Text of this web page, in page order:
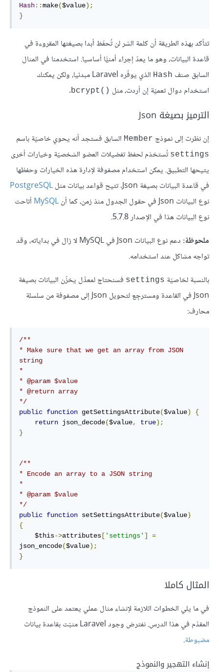
Hash::make($value);
}
تتأكد بهذه الطريقة أن كلمة السّر لن تُحفَظ أبدا بصيغتها المقروءة في
قاعدة البيانات، وهو ما يعدّ إجراء أمنيًّا أساسيا. استخدمنا في المثال
السابق صنف Hash
الذي يوفّره Laravel مبدئيا، ولكن يمكنك
استخدام دوال تعميّة إن أردت، مثل ()bcrypt
.
الترميز بصيغة Json
إن نظرت إلى نموذج Member السابق فستجد أنه يحوي خاصيّة باسم
settings تُستخدَم لحفظ تفضيلات العضو الشخصيّة وخيارات أخرى
يتيحها التطبيق. يمكن استخدام مصفوفة لإدارة هذه الخيارات وحفظها
في قاعدة البيانات بصيغة Json. تتيح قواعد بيانات مثل
PostgreSQL
نوع البيانات Json في حقول الجدول منذ زمن، كما أن
MySQL أتاحت
نوع البيانات هذا في الإصدار 5.7.8.
ملحوظة:
دعم نوع البيانات Json في MySQL لا زال في بداياته، وقد
تواجه مشاكل عند استخدامه.
بالنسبة لخاصيّة settings فسنحتاج لمعدِّل يخزّن البيانات بصيغة
Json في القاعدة ومسترجِع لتحويل Json إلى مصفوفة من سلسلة
محارف:
/**
* Make sure that we get an array from JSON
string
*
* @param $value
* @return array
*/
public function getSettingsAttribute($value)
{
return json_decode($value, true);
}
/**
* Encode an array to a JSON string
*
* @param $value
*/
public function setSettingsAttribute($value)
{
    $this
->attributes [ 'settings' ]
=
json_encode($value);
}
المثال كاملا
في ما يلي الخطوات اللازمة لإنشاء مثال عملي يعتمد على النموذج
المقدّم في هذا الدرس. نفترض وجود Laravel مثبّت بقاعدة بيانات
مضبوطة.
إنشاء التهجير والنموذج